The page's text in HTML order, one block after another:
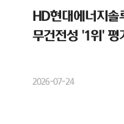
HD현대에너지
무건전성 '1위' 평
2026-07-24